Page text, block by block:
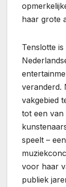
haar grote
Tenslotte
veranderd.
vakgebied
tot een van
speelt –
voor haar
publiek